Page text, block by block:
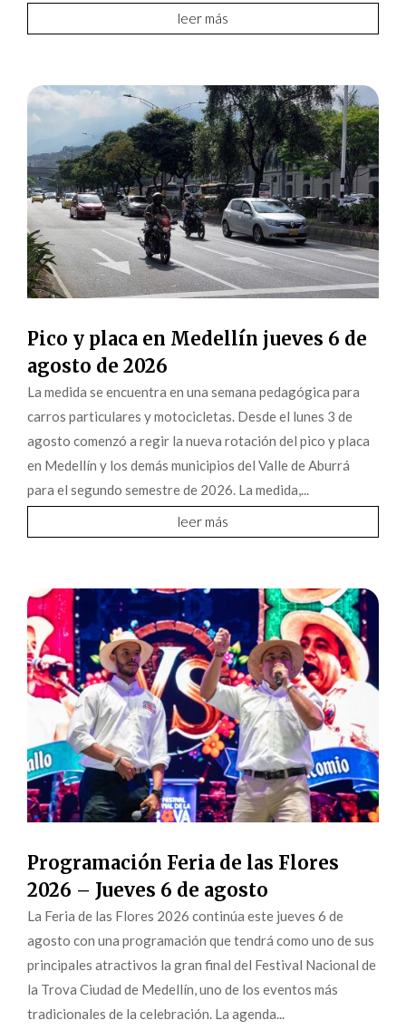
leer más
Pico y placa en Medellín jueves 6 de
agosto de 2026
La medida se encuentra en una semana pedagógica para
carros particulares y motocicletas. Desde el lunes 3 de
agosto comenzó a regir la nueva rotación del pico y placa
en Medellín y los demás municipios del Valle de Aburrá
para el segundo semestre de 2026. La medida,...
leer más
Programación Feria de las Flores
2026 – Jueves 6 de agosto
La Feria de las Flores 2026 continúa este jueves 6 de
agosto con una programación que tendrá como uno de sus
principales atractivos la gran final del Festival Nacional de
la Trova Ciudad de Medellín, uno de los eventos más
tradicionales de la celebración. La agenda...